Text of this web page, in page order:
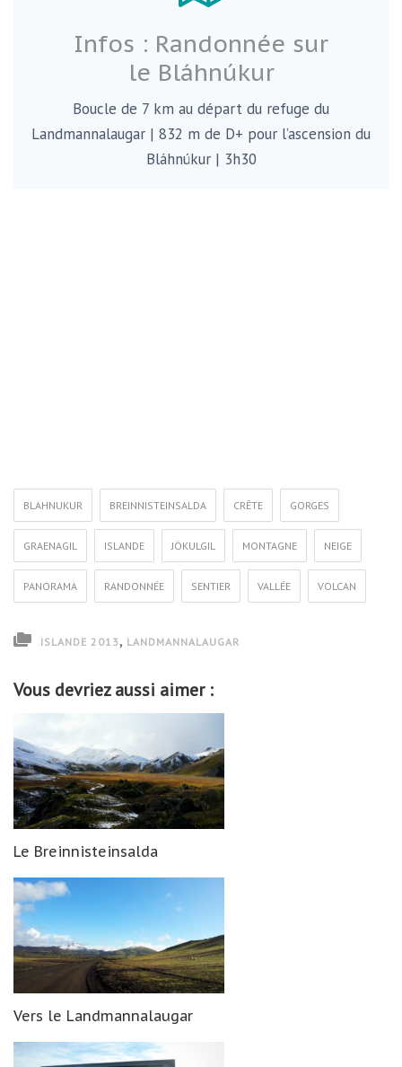
Infos : Randonnée sur
le Bláhnúkur
Boucle de 7 km au départ du refuge du
Landmannalaugar | 832 m de D+ pour l’ascension du
Bláhnúkur | 3h30
BLAHNUKUR BREINNISTEINSALDA CRÊTE GORGES
GRAENAGIL ISLANDE JÖKULGIL MONTAGNE NEIGE
PANORAMA RANDONNÉE SENTIER VALLÉE VOLCAN
ISLANDE 2013, LANDMANNALAUGAR
Vous devriez aussi aimer :
Le Breinnisteinsalda
Vers le Landmannalaugar